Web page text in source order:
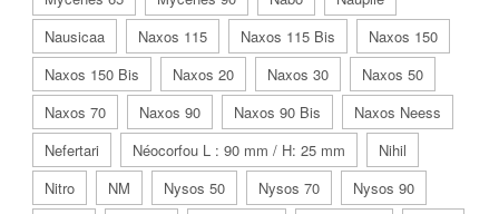
Nausicaa
Naxos 115 Naxos 115 Bis
Naxos 150
Naxos 150 Bis
Naxos 20 Naxos 30
Naxos 50
Naxos 70
Naxos 90 Naxos 90 Bis
Naxos Neess
Nefertari
Néocorfou L : 90 mm / H: 25 mm
Nihil
Nitro
NM Nysos 50 Nysos 70
Nysos 90